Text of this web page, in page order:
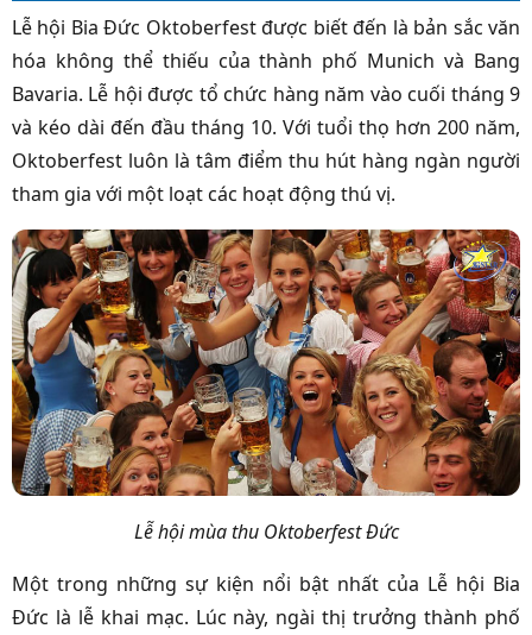
Lễ hội Bia Đức Oktoberfest được biết đến là bản sắc văn
hóa không thể thiếu của thành phố Munich và Bang
Bavaria. Lễ hội được tổ chức hàng năm vào cuối tháng 9
và kéo dài đến đầu tháng 10. Với tuổi thọ hơn 200 năm,
Oktoberfest luôn là tâm điểm thu hút hàng ngàn người
tham gia với một loạt các hoạt động thú vị.
Lễ hội mùa thu Oktoberfest Đức
Một trong những sự kiện nổi bật nhất của Lễ hội Bia
Đức là lễ khai mạc. Lúc này, ngài thị trưởng thành phố